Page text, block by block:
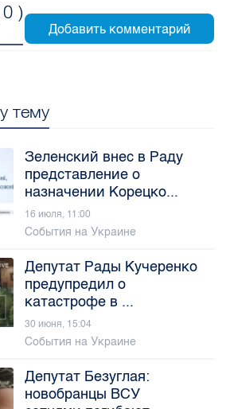
0 )
тему
Зеленский внес в Раду
представление о
назначении Корецко...
16 июля, 11:00
События на Украине
Депутат Рады Кучеренко
предупредил о
катастрофе в ...
30 июня, 15:04
События на Украине
Депутат Безуглая:
новобранцы ВСУ